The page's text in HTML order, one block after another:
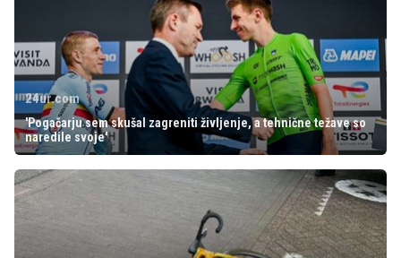
24ur.com
'Pogačarju sem skušal zagreniti življenje, a tehnične težave so
naredile svoje'